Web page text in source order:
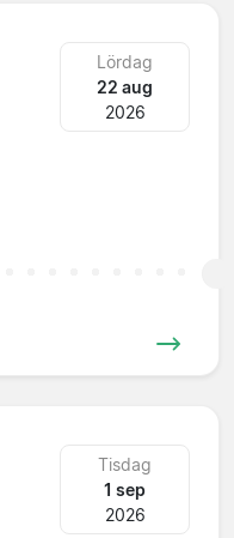
Lördag
22 aug
2026
Tisdag
1 sep
2026